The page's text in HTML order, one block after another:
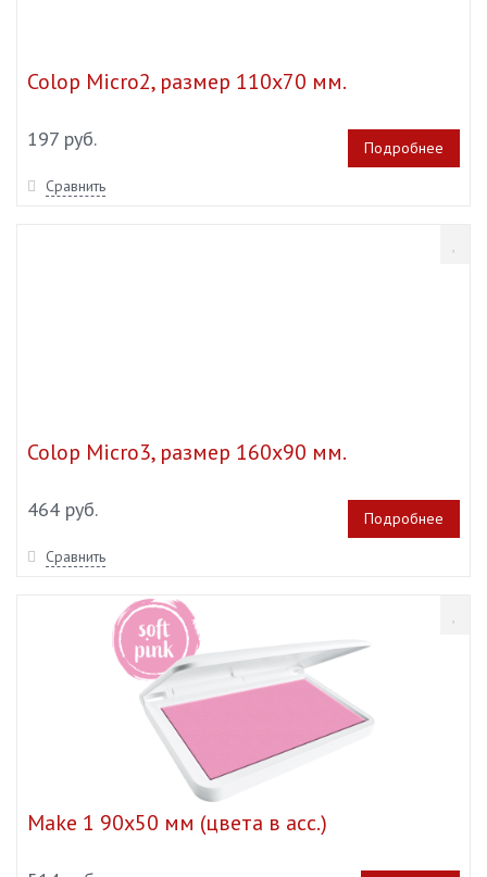
Colop Micro2, размер 110х70 мм.
197 руб.
Подробнее
Сравнить
Colop Micro3, размер 160х90 мм.
464 руб.
Подробнее
Сравнить
Make 1 90х50 мм (цвета в асс.)